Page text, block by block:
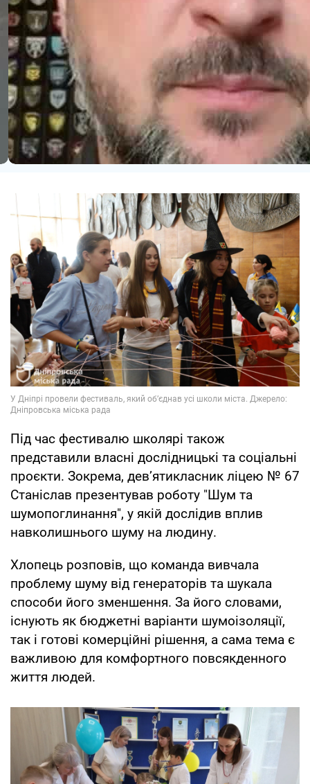
Під час фестивалю школярі також
представили власні дослідницькі та соціальні
проєкти. Зокрема, дев’ятикласник ліцею № 67
Станіслав презентував роботу "Шум та
шумопоглинання", у якій дослідив вплив
навколишнього шуму на людину.
Хлопець розповів, що команда вивчала
проблему шуму від генераторів та шукала
способи його зменшення. За його словами,
існують як бюджетні варіанти шумоізоляції,
так і готові комерційні рішення, а сама тема є
важливою для комфортного повсякденного
життя людей.